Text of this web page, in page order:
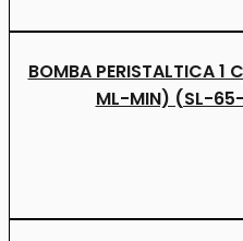
BOMBA PERISTALTICA
ML-MIN) (SL-